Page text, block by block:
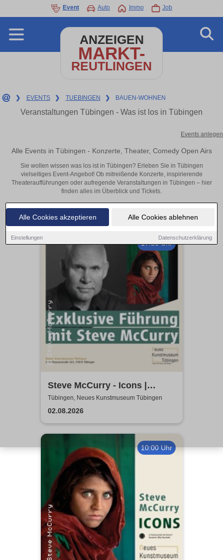
Alle Cookies akzeptieren Alle Cookies ablehnen
Einstellungen Datenschutzerklärung
Event Auto Immo Job
ANZEIGEN
MARKT-
REUTLINGEN
❯ EVENTS ❯ TUEBINGEN ❯ BAUEN-WOHNEN
Veranstaltungen Tübingen - Was ist los in Tübingen
Events anlegen
Alle Events in Tübingen - Konzerte, Theater, Comedy Open Airs
Sie wollen wissen was los ist in Tübingen? Erleben Sie in Tübingen
vielseitiges Event-Angebot! Ob mitreißende Konzerte, inspirierende
Theateraufführungen oder aufregende Veranstaltungen in Tübingen – hier
finden alles im Überblick und Tickets.
17:30 Uhr
Steve McCurry - Icons |
Exklusive Führung
Tübingen, Neues Kunstmuseum Tübingen
02.08.2026
10:00 Uhr